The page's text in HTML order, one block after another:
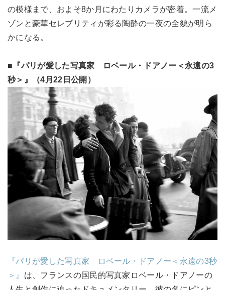
の模様まで、およそ8か月にわたりカメラが密着。一流メ
ゾンと豪華セレブリティが彩る陶酔の一夜の全貌が明ら
かになる。
■『パリが愛した写真家 ロベール・ドアノー＜永遠の3
秒＞』（4月22日公開）
『パリが愛した写真家 ロベール・ドアノー＜永遠の3秒
＞』 は、フランスの国民的写真家ロベール・ドアノーの